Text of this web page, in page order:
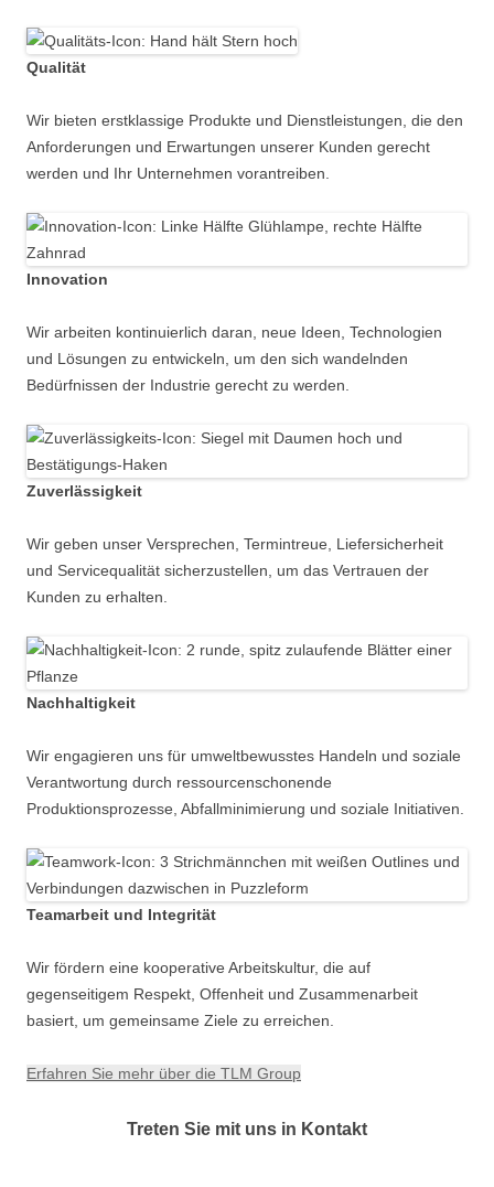
Qualität
Wir bieten erstklassige Produkte und Dienstleistungen, die den
Anforderungen und Erwartungen unserer Kunden gerecht
werden und Ihr Unternehmen vorantreiben.
Innovation
Wir arbeiten kontinuierlich daran, neue Ideen, Technologien
und Lösungen zu entwickeln, um den sich wandelnden
Bedürfnissen der Industrie gerecht zu werden.
Zuverlässigkeit
Wir geben unser Versprechen, Termintreue, Liefersicherheit
und Servicequalität sicherzustellen, um das Vertrauen der
Kunden zu erhalten.
Nachhaltigkeit
Wir engagieren uns für umweltbewusstes Handeln und soziale
Verantwortung durch ressourcenschonende
Produktionsprozesse, Abfallminimierung und soziale Initiativen.
Teamarbeit und Integrität
Wir fördern eine kooperative Arbeitskultur, die auf
gegenseitigem Respekt, Offenheit und Zusammenarbeit
basiert, um gemeinsame Ziele zu erreichen.
Erfahren Sie mehr über die TLM Group
Treten Sie mit uns in Kontakt